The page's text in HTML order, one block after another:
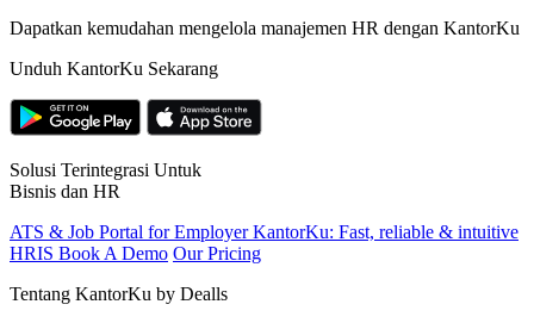
Dapatkan kemudahan mengelola manajemen HR dengan KantorKu
Unduh KantorKu Sekarang
Solusi Terintegrasi Untuk
Bisnis dan HR
ATS & Job Portal for EmployerKantorKu: Fast, reliable & intuitive
HRIS Book A Demo Our Pricing
Tentang KantorKu by Dealls